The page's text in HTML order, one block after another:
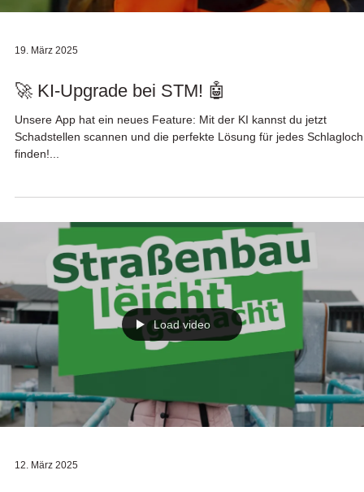
19. März 2025
🚀 KI-Upgrade bei STM! 🤖
Unsere App hat ein neues Feature: Mit der KI kannst du jetzt
Schadstellen scannen und die perfekte Lösung für jedes Schlagloch
finden!...
Load video
12. März 2025